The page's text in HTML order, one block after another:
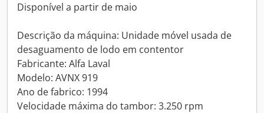
Disponível a partir de maio
Descrição da máquina: Unidade móvel usada de
desaguamento de lodo em contentor
Fabricante: Alfa Laval
Modelo: AVNX 919
Ano de fabrico: 1994
Velocidade máxima do tambor: 3.250 rpm